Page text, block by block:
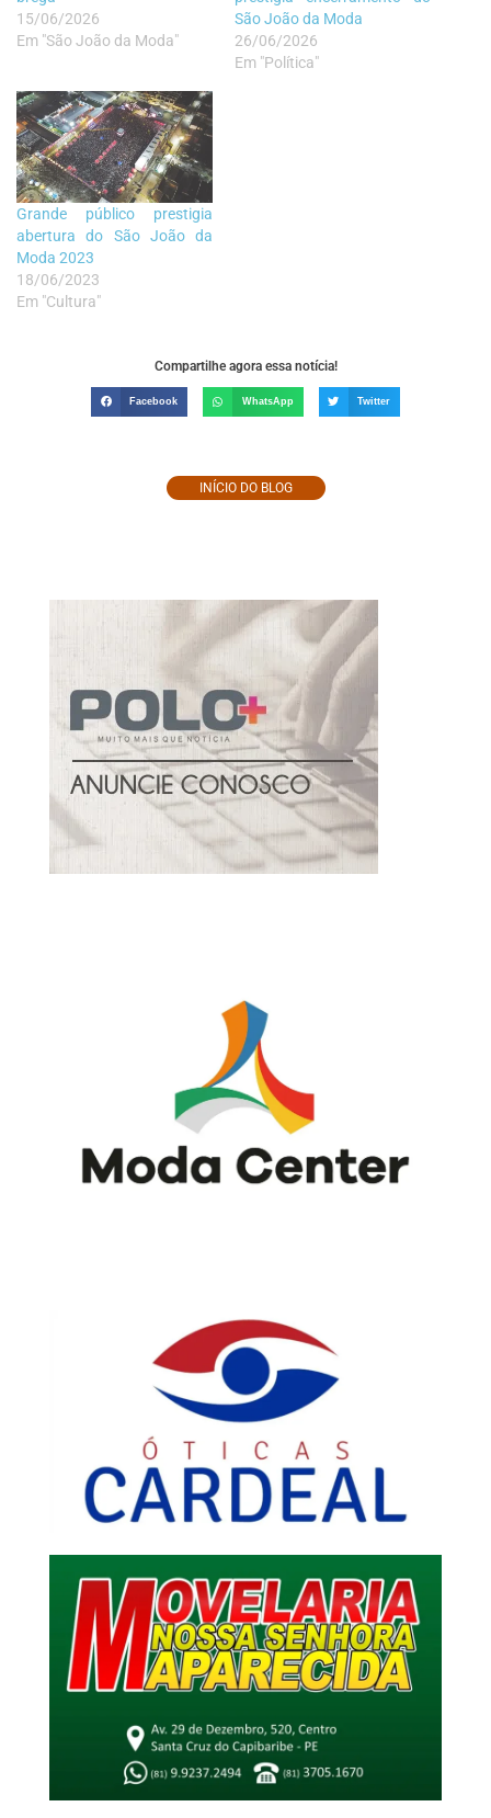
15/06/2026
Em "São João da Moda"
São João da Moda
26/06/2026
Em "Política"
Grande público prestigia
abertura do São João da
Moda 2023
18/06/2023
Em "Cultura"
Compartilhe agora essa notícia!
Facebook WhatsApp Twitter
INÍCIO DO BLOG